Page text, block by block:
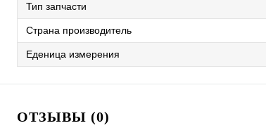
Тип запчасти
Страна производитель
Еденица измерения
ОТЗЫВЫ (0)